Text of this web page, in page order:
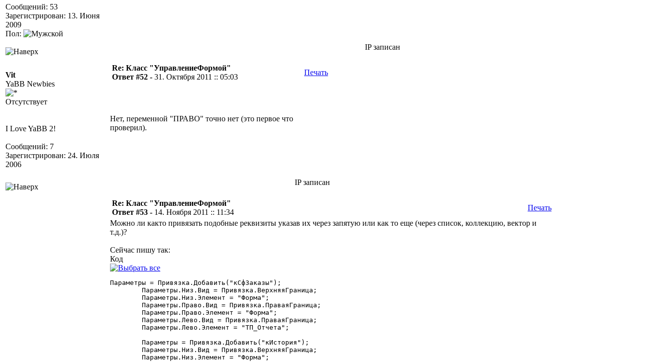
Сообщений: 53
Зарегистрирован: 13. Июня
2009
Пол:
IP записан
Vit
YaBB Newbies
Отсутствует
I Love YaBB 2!
Сообщений: 7
Зарегистрирован: 24. Июля
2006
Re: Класс "УправлениеФормой"
Ответ #52 - 31. Октября 2011 :: 05:03
Печать
Нет, переменной "ПРАВО" точно нет (это первое что
проверил).
IP записан
Re: Класс "УправлениеФормой"
Ответ #53 - 14. Ноября 2011 :: 11:34
Печать
Можно ли както привязать подобные реквизиты указав их через запятую или как то еще (через список, коллекцию, вектор и
т.д.)?
Сейчас пишу так:
Код
Параметры = Привязка.Добавить("кСфЗаказы");